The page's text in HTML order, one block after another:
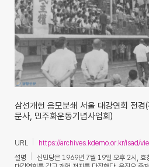
삼선개헌 음모분쇄 서울 대강연회 전경(
문사, 민주화운동기념사업회)
URL
https://archives.kdemo.or.kr/isad/
설명
신민당은 1969년 7월 19일 오후 2시, 효